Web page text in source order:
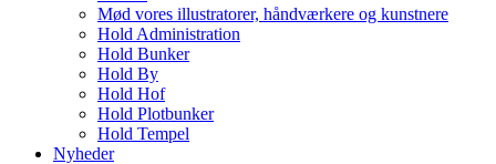
Mød vores illustratorer, håndværkere og kunstnere
Hold Administration
Hold Bunker
Hold By
Hold Hof
Hold Plotbunker
Hold Tempel
Nyheder